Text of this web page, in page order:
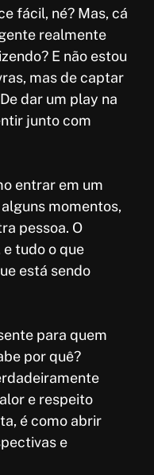
fácil, né? Mas, cá
realmente
E não estou
mas de captar
dar um play na
junto com
entrar em um
momentos,
pessoa. O
tudo o que
está sendo
para quem
por quê?
e respeito
é como abrir
e